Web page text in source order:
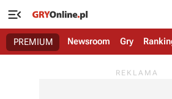

PREMIUM Newsroom Gry